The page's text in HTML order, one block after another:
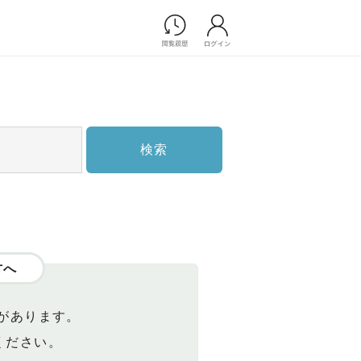
ップ一覧
家族フォト/ペット撮影
検索
へ
あります。
さい。